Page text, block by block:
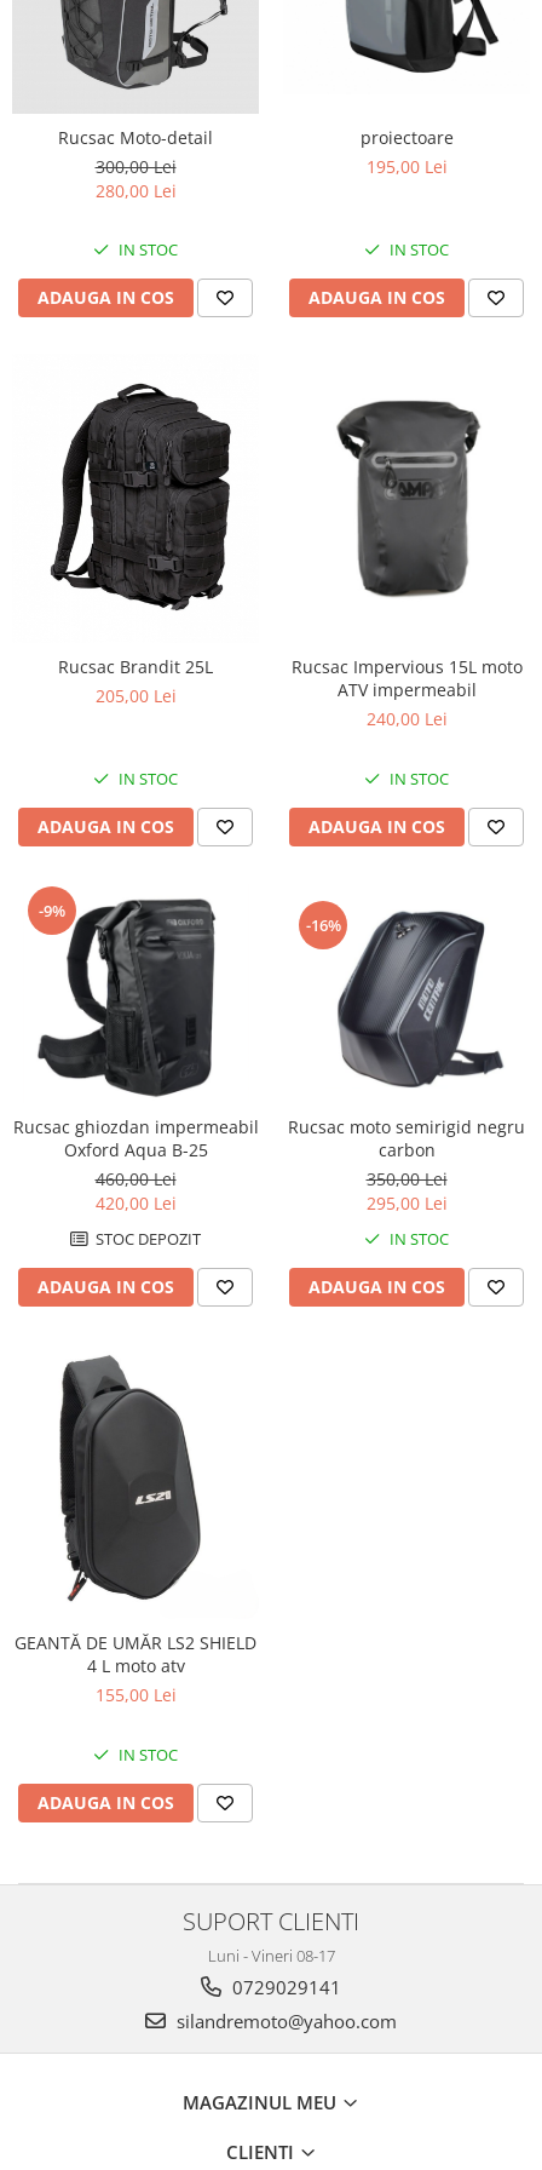
Protectii Picioare
Imbracaminte Casual
Cadou personalizat
Curele
Vesta
Echipament Dama
Incaltaminte dama
Manusi dama
Pantaloni dama
Intercom
TRANSPORT & DEPOZITARE
Genti & Bagaje
Geanta ghidon
Geanta rezervor
Genti laterale
Top case
Top case
Cutii / Genti SHAD
Accesorii cutii Shad
Cutii aluminiu Shad
Cutii ATV Shad
Cutii capace colorate
Cutii laterale Shad
Genti rezervor Shad
Genti soft Shad
Genti TERRA Shad
Kituri de prindere Shad
Top Case Shad
Rucsac
Suporti prindere cutii/genti
Cutii / Genti
Antifurt
Chingi / Plase bagaj
Lama zapada
Prelata moto/atv/snow
Remorci & Trolii
Carlige & Suporti
Suporti ATV & UTV
EVACUARE
Evacuari FMF
Rucsac Moto-detail
300,00 Lei
280,00 Lei
IN STOC
ADAUGA IN COS
proiectoare
195,00 Lei
IN STOC
ADAUGA IN COS
Rucsac Brandit 25L
205,00 Lei
IN STOC
ADAUGA IN COS
Rucsac Impervious 15L moto
ATV impermeabil
240,00 Lei
IN STOC
ADAUGA IN COS
-9%
Rucsac ghiozdan impermeabil
Oxford Aqua B-25
460,00 Lei
420,00 Lei
STOC DEPOZIT
ADAUGA IN COS
-16%
Rucsac moto semirigid negru
carbon
350,00 Lei
295,00 Lei
IN STOC
ADAUGA IN COS
GEANTĂ DE UMĂR LS2 SHIELD
4 L moto atv
155,00 Lei
IN STOC
ADAUGA IN COS
SUPORT CLIENTI
Luni - Vineri 08-17
0729029141
silandremoto@yahoo.com
MAGAZINUL MEU
CLIENTI